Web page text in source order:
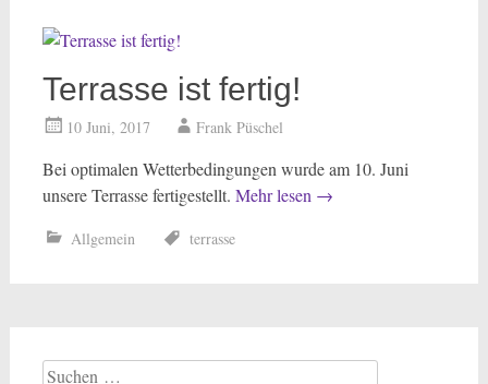
Terrasse ist fertig!
10 Juni, 2017 Frank Püschel
Bei optimalen Wetterbedingungen wurde am 10. Juni
unsere Terrasse fertigestellt. Mehr lesen →
Allgemein terrasse
Suchen